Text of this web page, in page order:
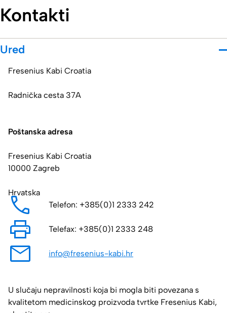
Kontakti
Ured
Fresenius Kabi Croatia
Radnička cesta 37A
Poštanska adresa
Fresenius Kabi Croatia
10000 Zagreb
Hrvatska
Telefon: ​​​​​+385(0)1 2333 242
Telefax: ​​​​​+385(0)1 2333 248
info@fresenius-kabi.hr
U slučaju nepravilnosti koja bi mogla biti povezana s
kvalitetom medicinskog proizvoda tvrtke Fresenius Kabi,